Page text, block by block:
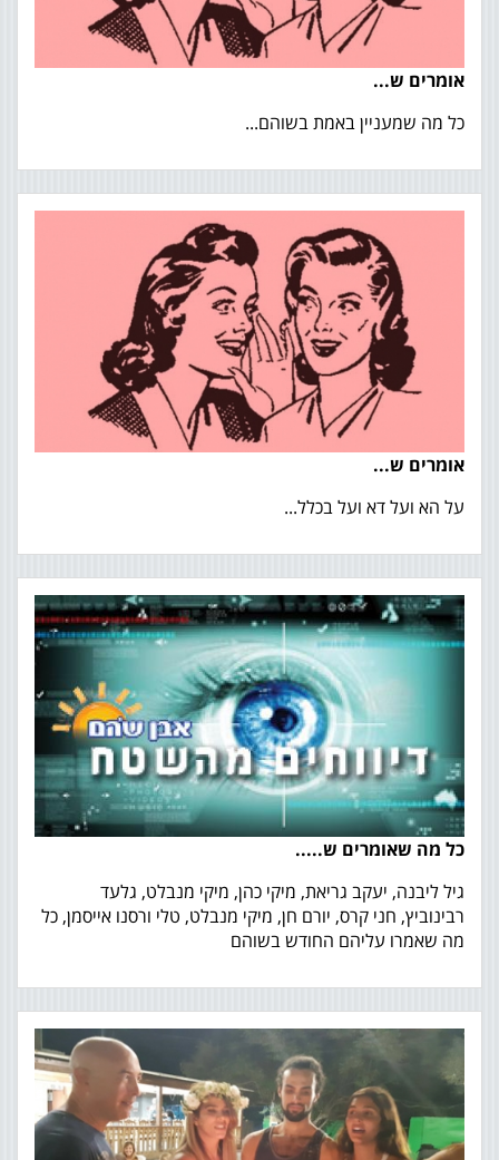
אומרים ש...
כל מה שמעניין באמת בשוהם...
אומרים ש...
על הא ועל דא ועל בכלל...
כל מה שאומרים ש.....
גיל ליבנה, יעקב גריאת, מיקי כהן, מיקי מנבלט, גלעד
רבינוביץ, חני קרס, יורם חן, מיקי מנבלט, טלי ורסנו אייסמן, כל
מה שאמרו עליהם החודש בשוהם